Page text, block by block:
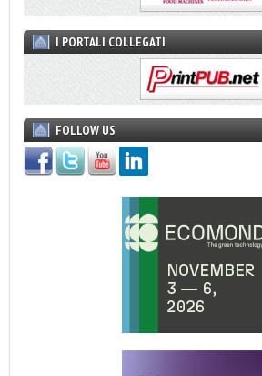
I PORTALI COLLEGATI
FOLLOW US